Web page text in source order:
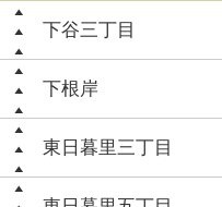
下谷三丁目
下根岸
東日暮里三丁目